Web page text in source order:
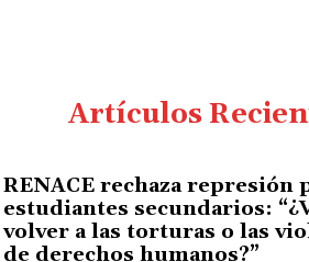
Artículos
RENACE rechaza represión
estudiantes secundarios:
volver a las torturas o las
de derechos humanos?”